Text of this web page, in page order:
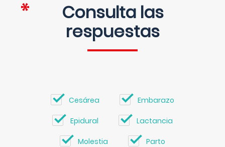
Consulta las
respuestas
Cesárea Embarazo
Epidural Lactancia
Molestia Parto